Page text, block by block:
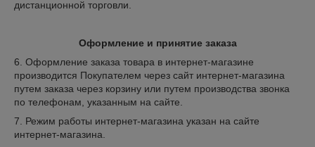
дистанционной торговли.
Оформление и принятие заказа
6. Оформление заказа товара в интернет-магазине
производится Покупателем через сайт интернет-магазина
путем заказа через корзину или путем производства звонка
по телефонам, указанным на сайте.
7. Режим работы интернет-магазина указан на сайте
интернет-магазина.